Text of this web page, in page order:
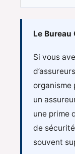
Le Bureau
Si vous
organisme
un
une prime
de
souvent